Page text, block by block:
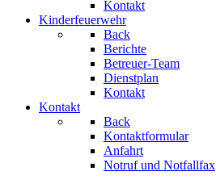
Kontakt
Kinderfeuerwehr
Back
Berichte
Betreuer-Team
Dienstplan
Kontakt
Kontakt
Back
Kontaktformular
Anfahrt
Notruf und Notfallfax